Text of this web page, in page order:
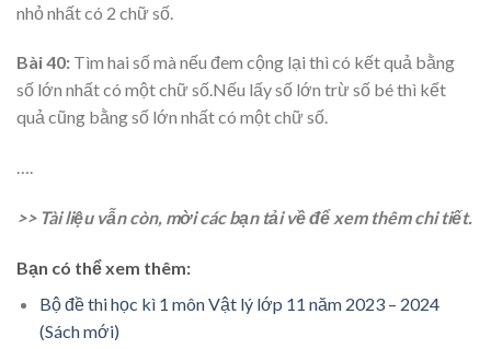
nhỏ nhất có 2 chữ số.
Bài 40: Tìm hai số mà nếu đem cộng lại thì có kết quả bằng
số lớn nhất có một chữ số.Nếu lấy số lớn trừ số bé thì kết
quả cũng bằng số lớn nhất có một chữ số.
….
>> Tài liệu vẫn còn, mời các bạn tải về để xem thêm chi tiết.
Bạn có thể xem thêm:
Bộ đề thi học kì 1 môn Vật lý lớp 11 năm 2023 – 2024
(Sách mới)